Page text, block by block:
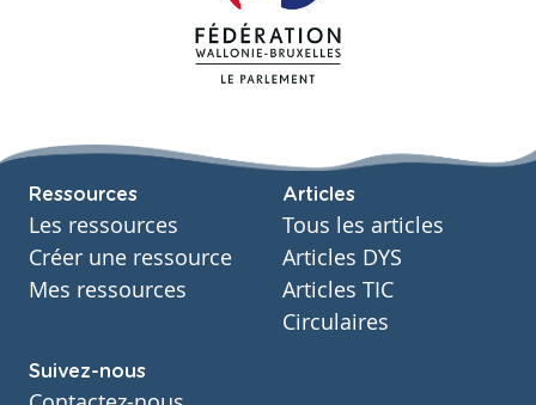
Ressources
Les ressources
Créer une ressource
Mes ressources
Articles
Tous les articles
Articles DYS
Articles TIC
Circulaires
Suivez-nous